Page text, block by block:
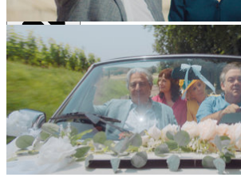
Link kopieren
Trailer